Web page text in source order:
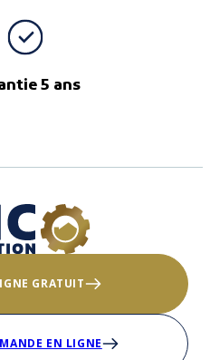
5 ans
GRATUIT
EN LIGNE